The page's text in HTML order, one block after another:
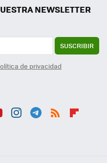
NEWSLETTER
SUSCRIBIR
de privacidad